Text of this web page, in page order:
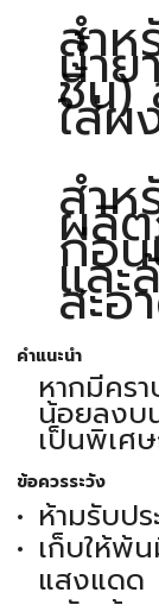
สำห
น้ำ
ชิ้น)
ใส่
สำ
ผลิ
ก่อ
แล
สะอ
คำแนะนำ
หากมีคร
น้อยลงบ
เป็นพิเศ
ข้อควรระวัง
ห้ามรับปร
เก็บให้พ้
แสงแดด